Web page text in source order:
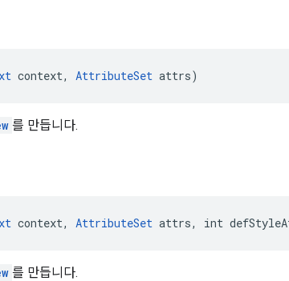
context, AttributeSet attrs)
를 만듭니다.
context, AttributeSet attrs, int
를 만듭니다.